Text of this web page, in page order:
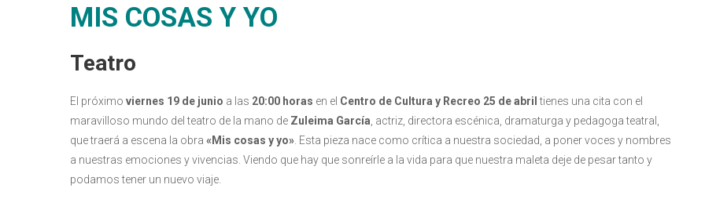
MIS COSAS Y YO
Teatro
El próximo viernes 19 de junio a las 20:00 horas en el Centro de Cultura y Recreo 25 de abril tienes una cita con el
maravilloso mundo del teatro de la mano de Zuleima García , actriz, directora escénica, dramaturga y pedagoga teatral,
que traerá a escena la obra «Mis cosas y yo» . Esta pieza nace como crítica a nuestra sociedad, a poner voces y nombres
a nuestras emociones y vivencias. Viendo que hay que sonreírle a la vida para que nuestra maleta deje de pesar tanto y
podamos tener un nuevo viaje.